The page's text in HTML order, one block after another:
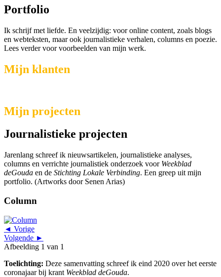
Portfolio
Ik schrijf met liefde. En veelzijdig: voor online content, zoals blogs
en webteksten, maar ook journalistieke verhalen, columns en poezie.
Lees verder voor voorbeelden van mijn werk.
Mijn klanten
Mijn projecten
Journalistieke projecten
Jarenlang schreef ik nieuwsartikelen, journalistieke analyses,
columns en verrichte journalistiek onderzoek voor Weekblad
deGouda en de Stichting Lokale Verbinding. Een greep uit mijn
portfolio. (Artworks door Senen Arias)
Column
◄ Vorige
Volgende ►
Afbeelding 1 van 1
Toelichting: Deze samenvatting schreef ik eind 2020 over het eerste
coronajaar bij krant Weekblad deGouda.